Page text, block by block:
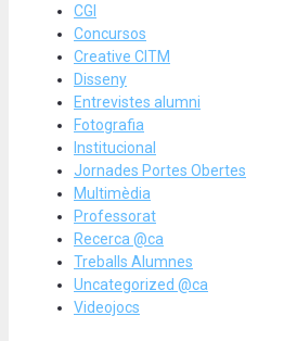
CGI
Concursos
Creative CITM
Disseny
Entrevistes alumni
Fotografia
Institucional
Jornades Portes Obertes
Multimèdia
Professorat
Recerca @ca
Treballs Alumnes
Uncategorized @ca
Videojocs